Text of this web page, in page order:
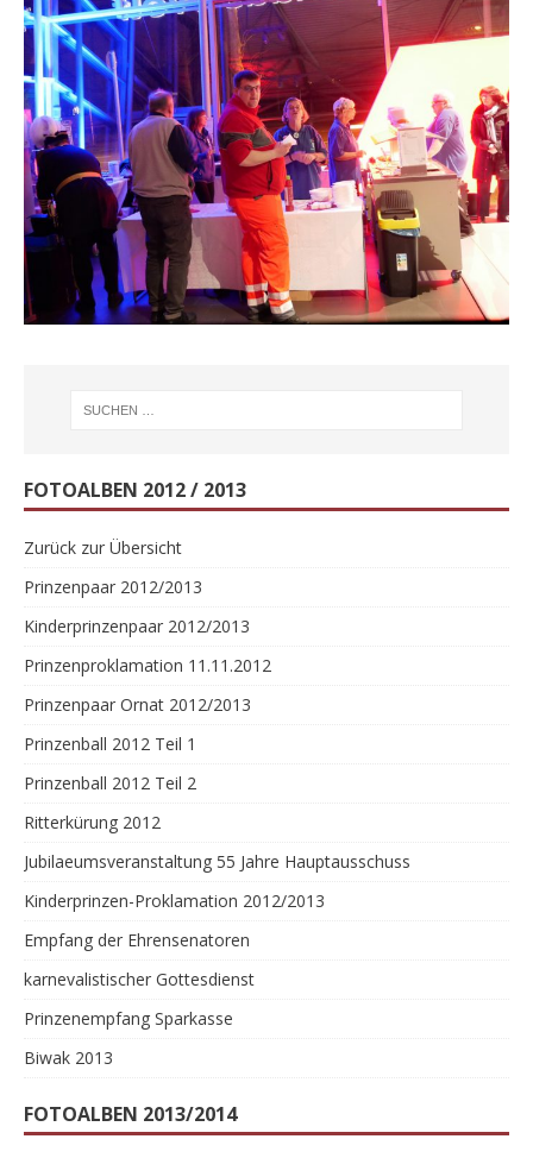
FOTOALBEN 2012 / 2013
Zurück zur Übersicht
Prinzenpaar 2012/2013
Kinderprinzenpaar 2012/2013
Prinzenproklamation 11.11.2012
Prinzenpaar Ornat 2012/2013
Prinzenball 2012 Teil 1
Prinzenball 2012 Teil 2
Ritterkürung 2012
Jubilaeumsveranstaltung 55 Jahre Hauptausschuss
Kinderprinzen-Proklamation 2012/2013
Empfang der Ehrensenatoren
karnevalistischer Gottesdienst
Prinzenempfang Sparkasse
Biwak 2013
FOTOALBEN 2013/2014